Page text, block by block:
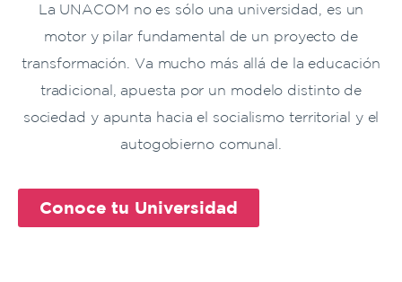
La UNACOM no es sólo una universidad, es un
motor y pilar fundamental de un proyecto de
transformación. Va mucho más allá de la educación
tradicional, apuesta por un modelo distinto de
sociedad y apunta hacia el socialismo territorial y el
autogobierno comunal.
Conoce tu Universidad